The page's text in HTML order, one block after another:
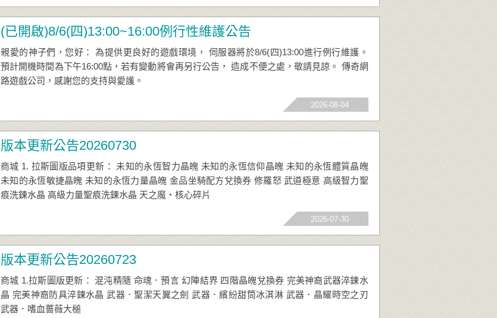
(已開啟)8/6(四)13:00~16:00例行性維護公告
親愛的神子們，您好： 為提供更良好的遊戲環境， 伺服器將於8/6(四)13:00進行例行維護。
預計開機時間為下午16:00點，若有變動將會再另行公告， 造成不便之處，敬請見諒。 傳奇網
路遊戲公司，感謝您的支持與愛護。
2026-08-04
版本更新公告20260730
商城 1. 拉斯圖版品項更新： 未知的永恆智力晶魄 未知的永恆信仰晶魄 未知的永恆體質晶魄
未知的永恆敏捷晶魄 未知的永恆力量晶魄 金品坐騎配方兌換券 修羅怒 武道極意 高級智力聖
痕洗鍊水晶 高級力量聖痕洗鍊水晶 天之魔‧核心碎片
2026-07-30
版本更新公告20260723
商城 1.拉斯圖版更新： 混沌精隨 命魂．預言 幻陣結界 四階晶魄兌換券 完美神裔武器淬鍊水
晶 完美神裔防具淬鍊水晶 武器．聖潔天翼之劍 武器．繽紛甜筒冰淇淋 武器．晶耀時空之刃
武器．嗜血薔薇大槌